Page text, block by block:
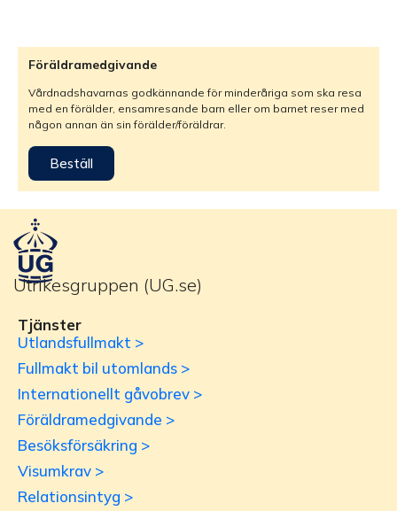
Föräldramedgivande
Vårdnadshavarnas godkännande för minderåriga som ska resa
med en förälder, ensamresande barn eller om barnet reser med
någon annan än sin förälder/föräldrar.
Beställ
Utrikesgruppen (UG.se)
Tjänster
Utlandsfullmakt >
Fullmakt bil utomlands >
Internationellt gåvobrev >
Föräldramedgivande >
Besöksförsäkring >
Visumkrav >
Relationsintyg >